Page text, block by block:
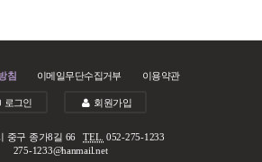
침 이메일무단수집거부 이용약관
로그인 회원가입
중구 종가8길 66TEL. 052-275-1233
275-1233@hanmail.net